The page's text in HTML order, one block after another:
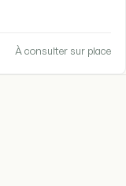
À consulter sur place